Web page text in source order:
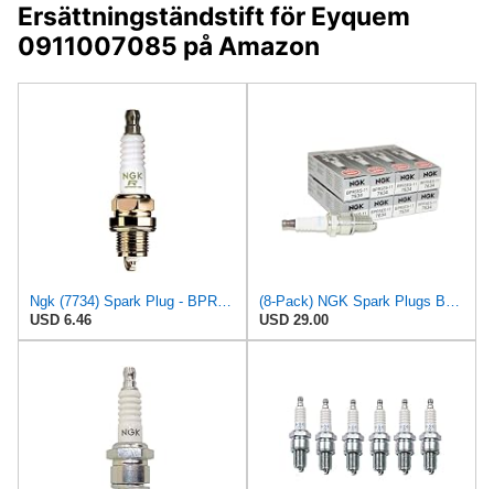
Ersättningständstift för Eyquem
0911007085 på Amazon
Ngk (7734) Spark Plug - BPR5ES, One Size
USD 6.46
(8-Pack) NGK Spark Plugs BPR5ES-11 (Stock # 7634)
USD 29.00